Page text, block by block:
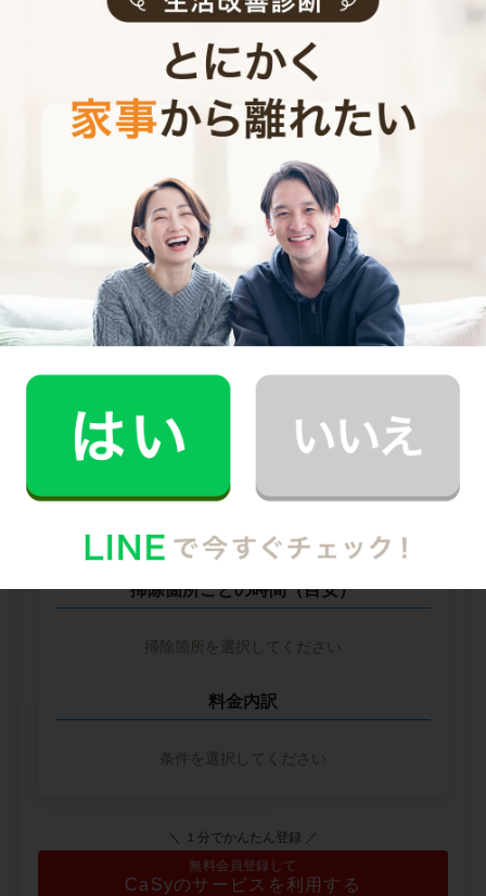
ご利用時間
料金（税込・交通費込） 0
他社との比較
業界大手B社
--円
掃除箇所ごとの時間（目安）
掃除箇所を選択してください
料金内訳
条件を選択してください
＼ １分でかんたん登録 ／
無料会員登録して
CaSyのサービスを利用する